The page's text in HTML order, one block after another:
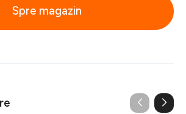
Spre magazin